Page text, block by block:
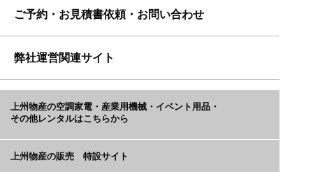
除湿器
【かいてき・そうかい専用】伸縮タイプ排熱ダクト
（0.88～2.8m）
【トリプル・フリーザ・テトラ専用】排熱延長ダク
ト：5m
排水用ドレンホース1.5m
ミスト扇風機用ガード
支払方法
お得な長期延長料金
延長・延滞や紛失・返品・キャンセルの場合の料金規定
スポットクーラーに対応する発電機
スポットクーラーの選び方・検証ブログ
納入実績
メディア掲載
運営会社・スタッフ紹介
上州物産社内ツアー
ご予約・お見積書依頼・お問い合わせ
ご予約・お問合せフォーム
弊社運営関連サイト
採用サイト
上州物産の空調家電・産業用機械・イベント用品・
その他レンタルはこちらから
上州物産の販売 特設サイト